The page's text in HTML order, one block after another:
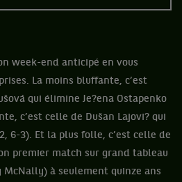
week-end anticipé en vous
La moins bluffante, c’est
qui élimine Je?ena Ostapenko
c’est celle de Dušan Lajovi? qui
6-3). Et la plus folle, c’est celle de
premier match sur grand tableau
McNally) à seulement quinze ans